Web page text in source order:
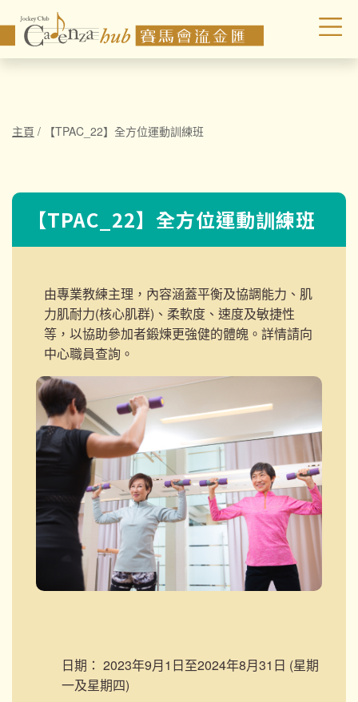
主頁 / 【TPAC_22】全方位運動訓練班
【TPAC_22】全方位運動訓練班
由專業教練主理，內容涵蓋平衡及協調能力、肌
力肌耐力(核心肌群)、柔軟度、速度及敏捷性
等，以協助參加者鍛煉更強健的體魄。詳情請向
中心職員查詢。
日期： 2023年9月1日至2024年8月31日 (星期
一及星期四)